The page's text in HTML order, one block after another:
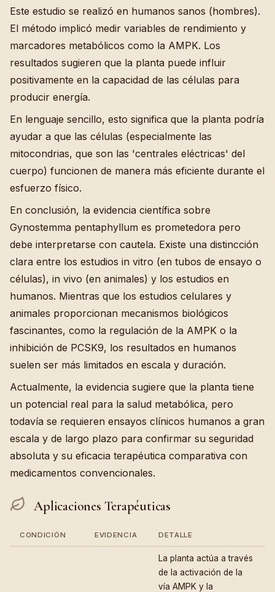
Este estudio se realizó en humanos sanos (hombres).
El método implicó medir variables de rendimiento y
marcadores metabólicos como la AMPK. Los
resultados sugieren que la planta puede influir
positivamente en la capacidad de las células para
producir energía.
En lenguaje sencillo, esto significa que la planta podría
ayudar a que las células (especialmente las
mitocondrias, que son las 'centrales eléctricas' del
cuerpo) funcionen de manera más eficiente durante el
esfuerzo físico.
En conclusión, la evidencia científica sobre
Gynostemma pentaphyllum es prometedora pero
debe interpretarse con cautela. Existe una distincción
clara entre los estudios in vitro (en tubos de ensayo o
células), in vivo (en animales) y los estudios en
humanos. Mientras que los estudios celulares y
animales proporcionan mecanismos biológicos
fascinantes, como la regulación de la AMPK o la
inhibición de PCSK9, los resultados en humanos
suelen ser más limitados en escala y duración.
Actualmente, la evidencia sugiere que la planta tiene
un potencial real para la salud metabólica, pero
todavía se requieren ensayos clínicos humanos a gran
escala y de largo plazo para confirmar su seguridad
absoluta y su eficacia terapéutica comparativa con
medicamentos convencionales.
Aplicaciones Terapéuticas
CONDICIÓN EVIDENCIA DETALLE
La planta actúa a través
de la activación de la
vía AMPK y la